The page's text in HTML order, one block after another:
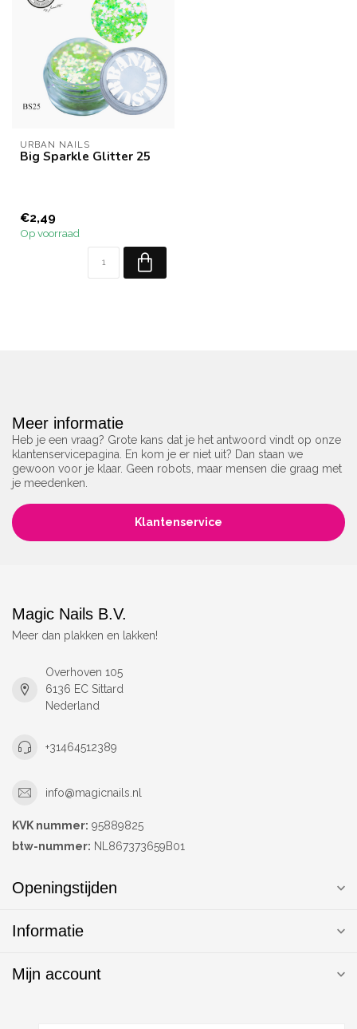
URBAN NAILS
Big Sparkle Glitter 25
€2,49
Op voorraad
Meer informatie
Heb je een vraag? Grote kans dat je het antwoord vindt op onze
klantenservicepagina. En kom je er niet uit? Dan staan we
gewoon voor je klaar. Geen robots, maar mensen die graag met
je meedenken.
Klantenservice
Magic Nails B.V.
Meer dan plakken en lakken!
Overhoven 105
6136 EC Sittard
Nederland
+31464512389
info@magicnails.nl
KVK nummer: 95889825
btw-nummer: NL867373659B01
Openingstijden
Informatie
Mijn account